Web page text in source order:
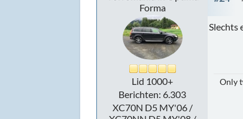
Forma
Lid 1000+
Berichten: 6.303
XC70N D5 MY'06 /
Slechts
Only